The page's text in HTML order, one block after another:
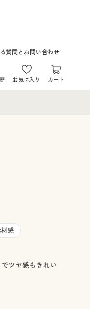
質問とお問い合わせ
お気に入り カート
感
ツヤ感もきれい